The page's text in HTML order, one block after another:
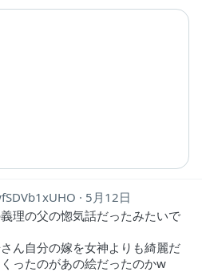
5月12日
理の父の惚気話だったみたいで
ん自分の嫁を女神よりも綺麗だ
ったのがあの絵だったのかw